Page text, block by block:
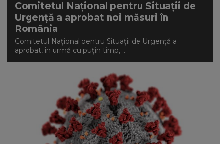
Comitetul Național pentru Situații de
Urgență a aprobat noi măsuri în
România
Comitetul Național pentru Situații de Urgență a
aprobat, în urmă cu puțin timp, ...